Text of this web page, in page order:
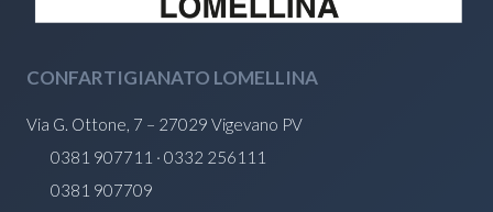
CONFARTIGIANATO LOMELLINA
Via G. Ottone, 7 – 27029 Vigevano PV
0381 907711 · 0332 256111
0381 907709